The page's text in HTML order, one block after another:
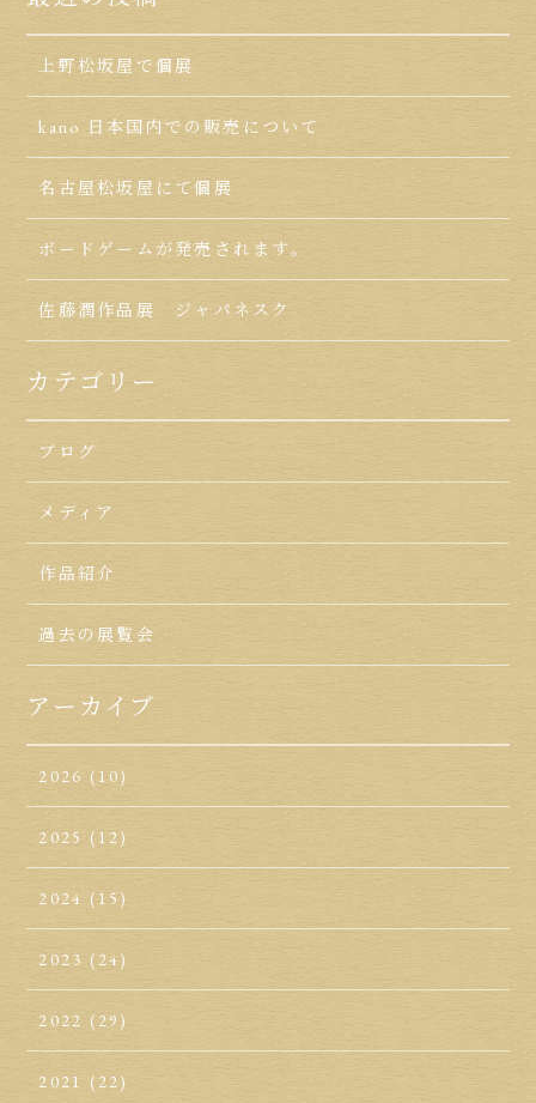
上野松坂屋で個展
kano 日本国内での販売について
名古屋松坂屋にて個展
ボードゲームが発売されます。
佐藤潤作品展 ジャパネスク
カテゴリー
ブログ
メディア
作品紹介
過去の展覧会
アーカイブ
2026 (10)
2025 (12)
2024 (15)
2023 (24)
2022 (29)
2021 (22)